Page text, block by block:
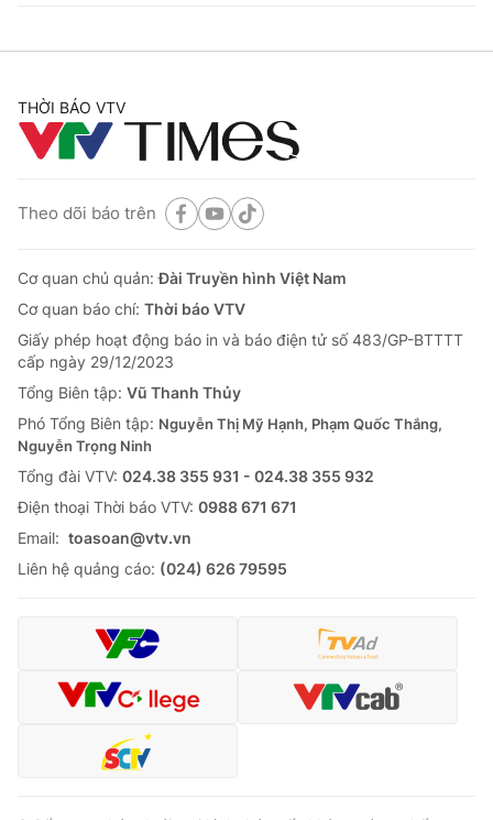
THỜI BÁO VTV
Theo dõi báo trên
Cơ quan chủ quản:Đài Truyền hình Việt Nam
Cơ quan báo chí: Thời báo VTV
Giấy phép hoạt động báo in và báo điện tử số 483/GP-BTTTT
cấp ngày 29/12/2023
Tổng Biên tập: Vũ Thanh Thủy
Phó Tổng Biên tập: Nguyễn Thị Mỹ Hạnh, Phạm Quốc Thắng,
Nguyễn Trọng Ninh
Tổng đài VTV: 024.38 355 931 - 024.38 355 932
Ðiện thoại Thời báo VTV: 0988 671 671
Email: toasoan@vtv.vn
Liên hệ quảng cáo: (024) 626 79595